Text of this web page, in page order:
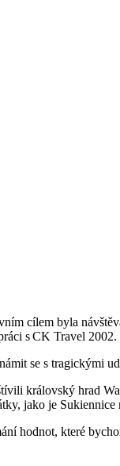
cílem byla
s CK Travel 2002.
se s tragickými
královský hrad
jako je Sukiennice
hodnot, které